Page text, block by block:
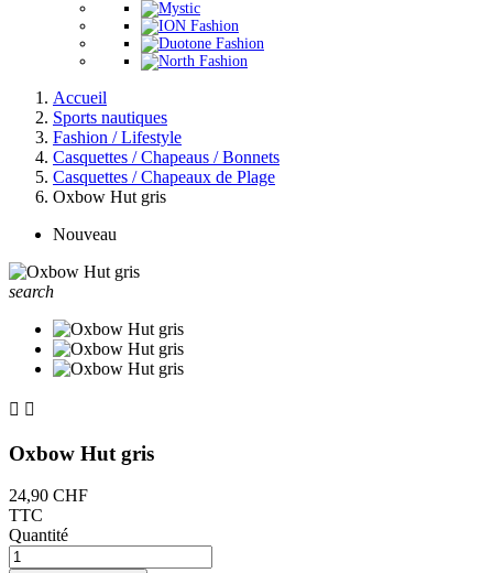
Accueil
Sports nautiques
Fashion / Lifestyle
Casquettes / Chapeaus / Bonnets
Casquettes / Chapeaux de Plage
Oxbow Hut gris
Nouveau
search
 
Oxbow Hut gris
24,90 CHF
TTC
Quantité